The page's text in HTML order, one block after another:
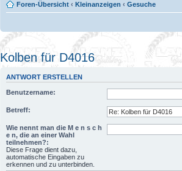
Foren-Übersicht ‹ Kleinanzeigen ‹ Gesuche
Kolben für D4016
ANTWORT ERSTELLEN
Benutzername:
Betreff:
Wie nennt man die M e n s c h
e n, die an einer Wahl
teilnehmen?:
Diese Frage dient dazu,
automatische Eingaben zu
erkennen und zu unterbinden.